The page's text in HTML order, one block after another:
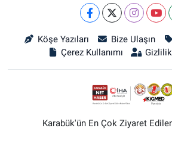
Köşe Yazıları Bize Ulaşın
Çerez Kullanımı
Karabük'ün En Çok Ziyaret